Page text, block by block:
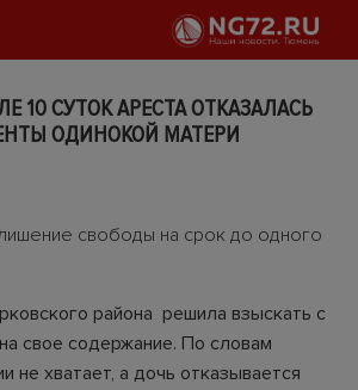
10 СУТОК АРЕСТА ОТКАЗАЛАСЬ
ОДИНОКОЙ МАТЕРИ
свободы на срок до одного
района решила взыскать с
свое содержание. По словам
не хватает, а дочь отказывается